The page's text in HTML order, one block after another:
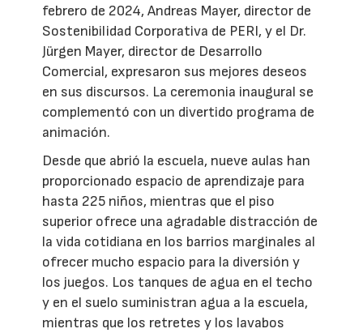
febrero de 2024, Andreas Mayer, director de
Sostenibilidad Corporativa de PERI, y el Dr.
Jürgen Mayer, director de Desarrollo
Comercial, expresaron sus mejores deseos
en sus discursos. La ceremonia inaugural se
complementó con un divertido programa de
animación.
Desde que abrió la escuela, nueve aulas han
proporcionado espacio de aprendizaje para
hasta 225 niños, mientras que el piso
superior ofrece una agradable distracción de
la vida cotidiana en los barrios marginales al
ofrecer mucho espacio para la diversión y
los juegos. Los tanques de agua en el techo
y en el suelo suministran agua a la escuela,
mientras que los retretes y los lavabos